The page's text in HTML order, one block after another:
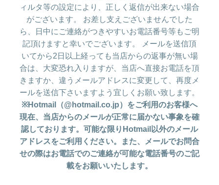
ィルタ等の設定により、正しく返信が出来ない場合
がございます。 お差し支えございませんでした
ら、日中にご連絡がつきやすいお電話番号等もご明
記頂けますと幸いでございます。 メールを送信頂
いてから2日以上経っても当店からの返事が無い場
合は、大変恐れ入りますが、当店へ直接お電話を頂
きますか、違うメールアドレスに変更して、再度メ
ールを送信下さいますよう宜しくお願い致します。
※Hotmail（@hotmail.co.jp）をご利用のお客様へ
現在、当店からのメールが正常に届かない事象を確
認しております。可能な限りHotmail以外のメール
アドレスをご利用ください。また、メールでお問合
せの際はお電話でのご連絡が可能な電話番号のご記
載をお願いいたします。